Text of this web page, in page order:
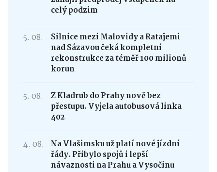
celý podzim
5. 08.
Silnice mezi Malovidy a Ratajemi
nad Sázavou čeká kompletní
rekonstrukce za téměř 100 milionů
korun
5. 08.
Z Kladrub do Prahy nově bez
přestupu. Vyjela autobusová linka
402
4. 08.
Na Vlašimsku už platí nové jízdní
řády. Přibylo spojů i lepší
návaznosti na Prahu a Vysočinu